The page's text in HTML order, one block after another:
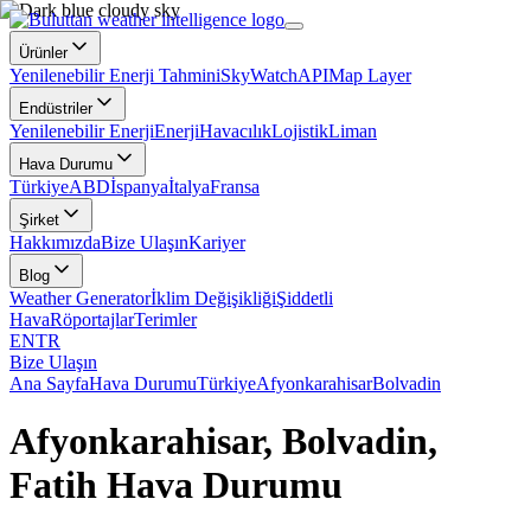
Ürünler
Yenilenebilir Enerji TahminiSkyWatchAPIMap Layer
Endüstriler
Yenilenebilir EnerjiEnerjiHavacılıkLojistikLiman
Hava Durumu
TürkiyeABDİspanyaİtalyaFransa
Şirket
HakkımızdaBize UlaşınKariyer
Blog
Weather Generatorİklim DeğişikliğiŞiddetli
HavaRöportajlarTerimler
ENTR
Bize Ulaşın
Ana SayfaHava DurumuTürkiyeAfyonkarahisarBolvadin
Afyonkarahisar, Bolvadin,
Fatih Hava Durumu